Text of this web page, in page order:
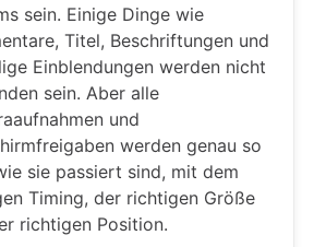
sein. Einige Dinge wie
Titel, Beschriftungen und
Einblendungen werden nicht
sein. Aber alle
und
werden genau so
sie passiert sind, mit dem
Timing, der richtigen Größe
richtigen Position.